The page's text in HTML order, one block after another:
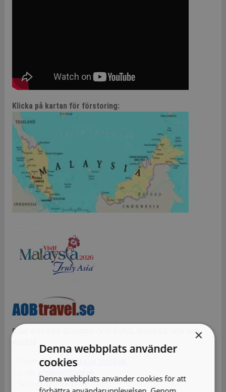
Klicka på kartan för förstoring:
RING OSS FÖR BOKNING OCH ÖVRIG INFORMATION 040-
» Reseförfrågan:Skicka en förfrågan
» Telefon: 040-45 69 30
×
Denna webbplats använder
cookies
Denna webbplats använder cookies för att